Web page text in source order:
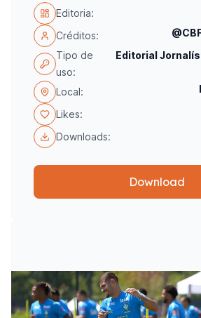
Editoria:
Créditos:
Tipo de
uso:
Editorial
Local:
Likes:
Downloads:
Download